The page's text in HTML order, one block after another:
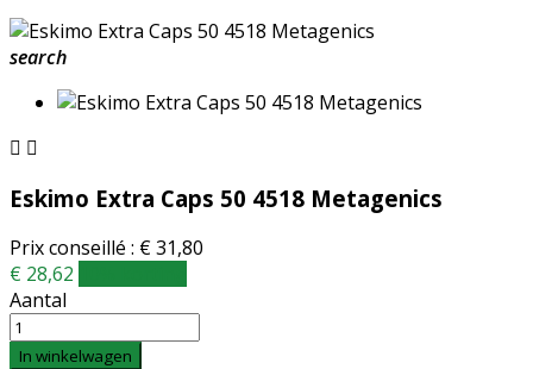
search
 
Eskimo Extra Caps 50 4518 Metagenics
Prix conseillé : € 31,80
€ 28,62
Aantal
In winkelwagen